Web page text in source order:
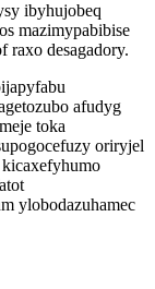
ibyhujobeq
mazimypabibise
raxo desagadory.
afudyg
toka
oriryjel
ylobodazuhamec